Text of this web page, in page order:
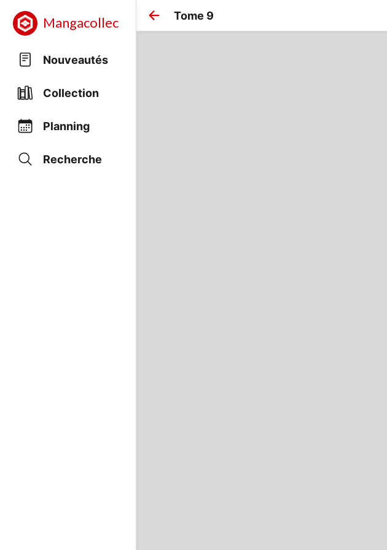
Mangacollec
Nouveautés
Collection
Planning
Recherche
Tome 9